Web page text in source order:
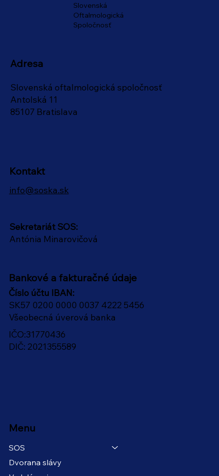
Slovenská
Oftalmologická
Spoločnosť
Adresa
Slovenská oftalmologická spoločnosť
Antolská 11
85107 Bratislava
Bankové a fakturačné údaje
Číslo účtu IBAN:
SK57 0200 0000 0037 4222 5456
Všeobecná úverová banka
IČO:31770436
DIČ: 2021355589
Kontakt
info@soska.sk
Sekretariát SOS:
Antónia Minarovičová
Menu
SOS
Dvorana slávy